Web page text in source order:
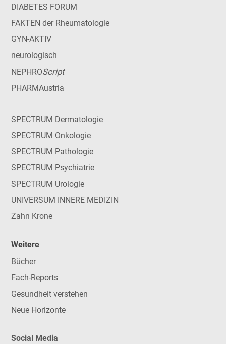
DIABETES FORUM
FAKTEN der Rheumatologie
GYN-AKTIV
neurologisch
NEPHROScript
PHARMAustria
SPECTRUM Dermatologie
SPECTRUM Onkologie
SPECTRUM Pathologie
SPECTRUM Psychiatrie
SPECTRUM Urologie
UNIVERSUM INNERE MEDIZIN
Zahn Krone
Weitere
Bücher
Fach-Reports
Gesundheit verstehen
Neue Horizonte
Social Media